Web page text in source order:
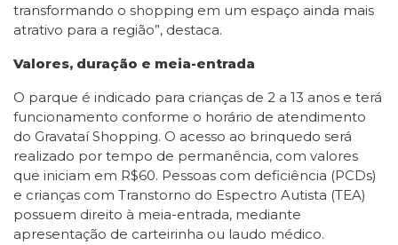
transformando o shopping em um espaço ainda mais
atrativo para a região”, destaca.
Valores, duração e meia-entrada
O parque é indicado para crianças de 2 a 13 anos e terá
funcionamento conforme o horário de atendimento
do Gravataí Shopping. O acesso ao brinquedo será
realizado por tempo de permanência, com valores
que iniciam em R$60. Pessoas com deficiência (PCDs)
e crianças com Transtorno do Espectro Autista (TEA)
possuem direito à meia-entrada, mediante
apresentação de carteirinha ou laudo médico.